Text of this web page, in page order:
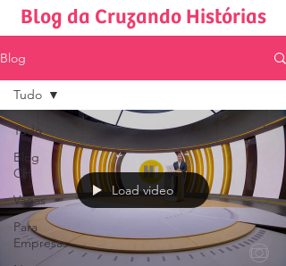
Blog da Cruzando Histórias
Blog
Tudo
Blog
CH
Vagas
Para
Empresas
Tudo
Load video